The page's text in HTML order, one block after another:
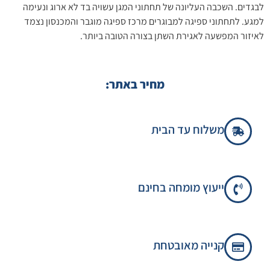
לבגדים. השכבה העליונה של תחתוני המגן עשויה בד לא ארוג ונעימה
למגע. לתחתוני ספיגה למבוגרים מרכז ספיגה מוגבר והמכנסון נצמד
לאיזור המפשעה לאגירת השתן בצורה הטובה ביותר.
מחיר באתר:
משלוח עד הבית
ייעוץ מומחה בחינם
קנייה מאובטחת